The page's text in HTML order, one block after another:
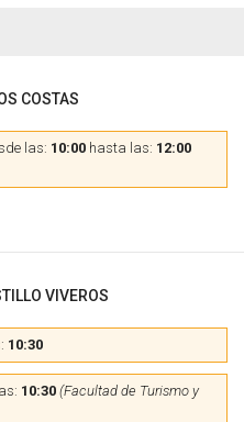
COSTAS
las: 10:00 hasta las: 12:00
VIVEROS
10:30
10:30 (Facultad de Turismo y